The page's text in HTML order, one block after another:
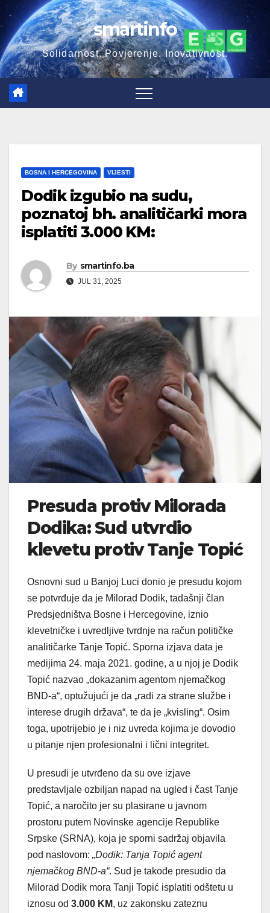
Skip
to
content
smartinfo
Solidarnost. Povjerenje. Inovativnost.
BOSNA I HERCEGOVINA VIJESTI
Dodik izgubio na sudu,
poznatoj bh. analitičarki mora
isplatiti 3.000 KM:
By smartinfo.ba
JUL 31, 2025
Presuda protiv Milorada
Dodika: Sud utvrdio
klevetu protiv Tanje Topić
Osnovni sud u Banjoj Luci donio je presudu kojom
se potvrđuje da je Milorad Dodik, tadašnji član
Predsjedništva Bosne i Hercegovine, iznio
klevetničke i uvredljive tvrdnje na račun političke
analitičarke Tanje Topić. Sporna izjava data je
medijima 24. maja 2021. godine, a u njoj je Dodik
Topić nazvao „dokazanim agentom njemačkog
BND-a“, optužujući je da „radi za strane službe i
interese drugih država“, te da je „kvisling“. Osim
toga, upotrijebio je i niz uvreda kojima je dovodio
u pitanje njen profesionalni i lični integritet.
U presudi je utvrđeno da su ove izjave
predstavljale ozbiljan napad na ugled i čast Tanje
Topić, a naročito jer su plasirane u javnom
prostoru putem Novinske agencije Republike
Srpske (SRNA), koja je sporni sadržaj objavila
pod naslovom: „Dodik: Tanja Topić agent
njemačkog BND-a“. Sud je takođe presudio da
Milorad Dodik mora Tanji Topić isplatiti odštetu u
iznosu od 3.000 KM, uz zakonsku zateznu